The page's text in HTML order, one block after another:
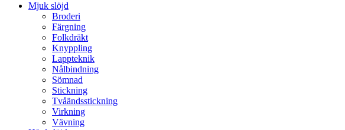
Mjuk slöjd
Broderi
Färgning
Folkdräkt
Knyppling
Lappteknik
Nålbindning
Sömnad
Stickning
Tvåändsstickning
Virkning
Vävning